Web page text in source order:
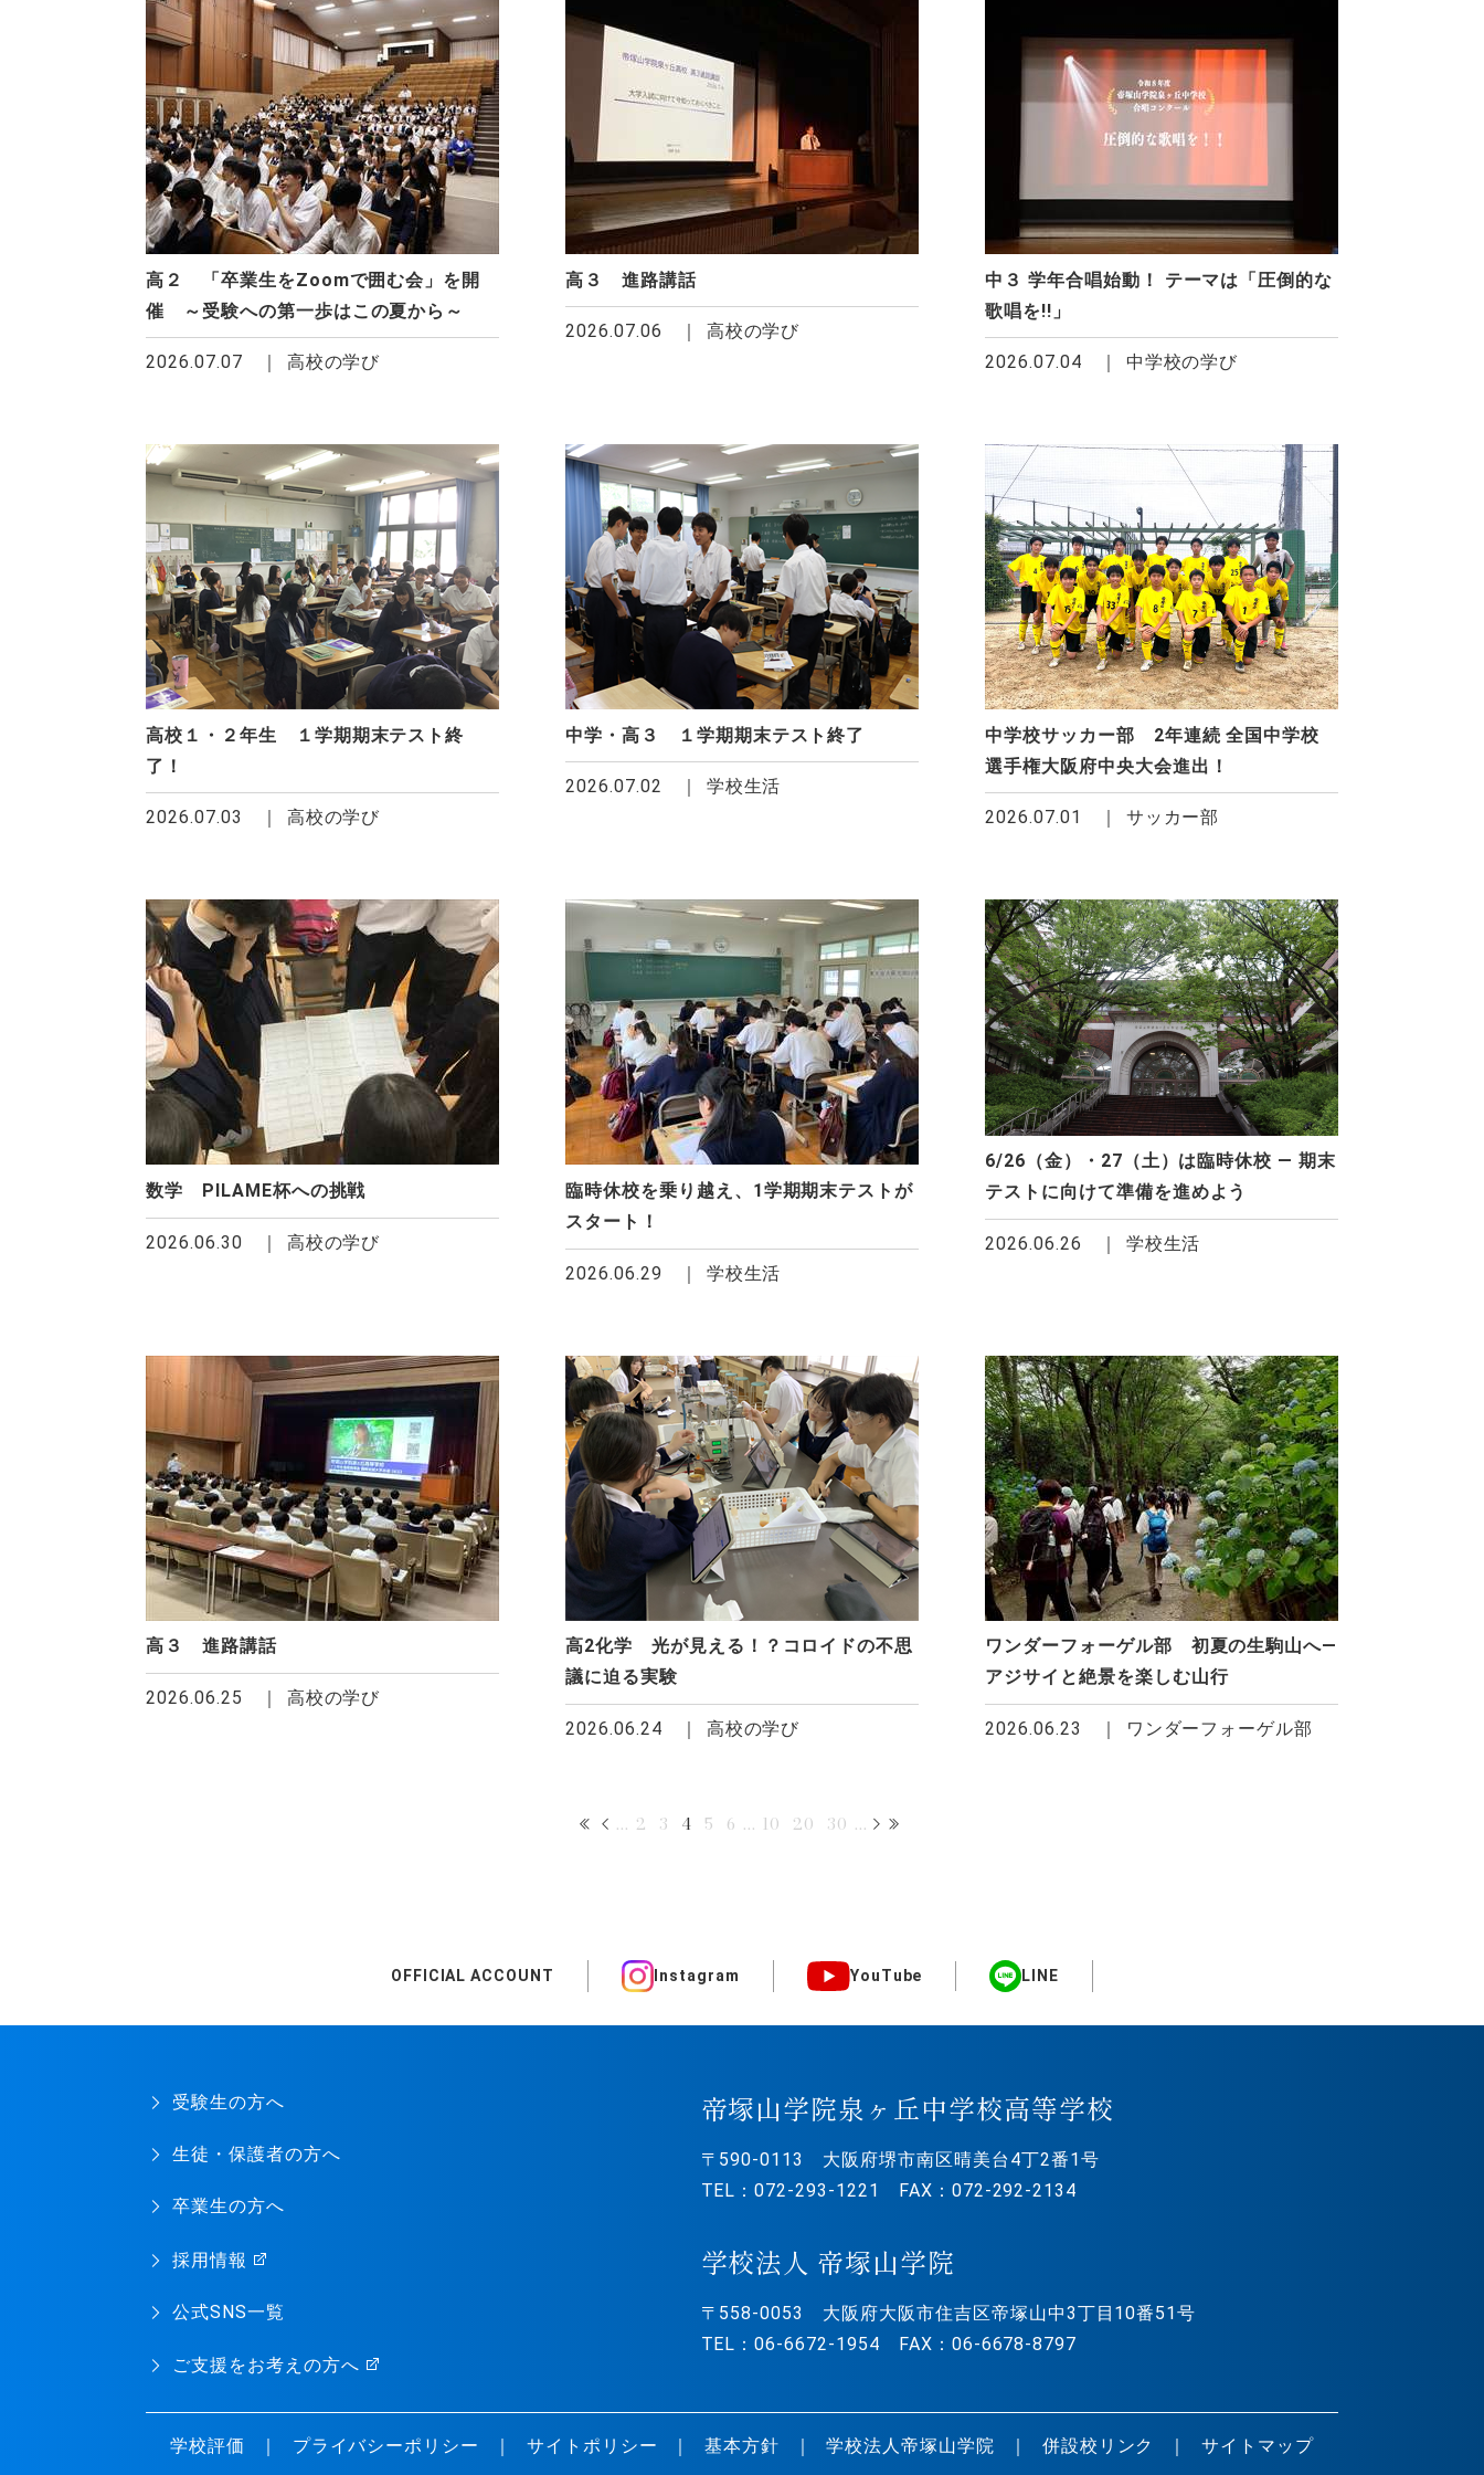
高２ 「卒業生をZoomで囲む会」を開
催 ～受験への第一歩はこの夏から～
2026.07.07 高校の学び
高３ 進路講話
2026.07.06 高校の学び
中３ 学年合唱始動！ テーマは「圧倒的な
歌唱を!!」
2026.07.04 中学校の学び
高校１・２年生 １学期期末テスト終
了！
2026.07.03 高校の学び
中学・高３ １学期期末テスト終了
2026.07.02 学校生活
中学校サッカー部 2年連続 全国中学校
選手権大阪府中央大会進出！
2026.07.01 サッカー部
数学 PILAME杯への挑戦
2026.06.30 高校の学び
臨時休校を乗り越え、1学期期末テストが
スタート！
2026.06.29 学校生活
6/26（金）・27（土）は臨時休校 ― 期末
テストに向けて準備を進めよう
2026.06.26 学校生活
高３ 進路講話
2026.06.25 高校の学び
高2化学 光が見える！？コロイドの不思
議に迫る実験
2026.06.24 高校の学び
ワンダーフォーゲル部 初夏の生駒山へ―
アジサイと絶景を楽しむ山行
2026.06.23 ワンダーフォーゲル部
... 2 3 4 5 6 ... 10 20 30 ...
OFFICIAL ACCOUNT Instagram YouTube LINE
受験生の方へ
生徒・保護者の方へ
卒業生の方へ
採用情報
公式SNS一覧
ご支援をお考えの方へ
帝塚山学院泉ヶ丘中学校高等学校
〒590-0113 大阪府堺市南区晴美台4丁2番1号
TEL：072-293-1221 FAX：072-292-2134
学校法人 帝塚山学院
〒558-0053 大阪府大阪市住吉区帝塚山中3丁目10番51号
TEL：06-6672-1954 FAX：06-6678-8797
学校評価 プライバシーポリシー サイトポリシー 基本方針 学校法人帝塚山学院 併設校リンク サイトマップ